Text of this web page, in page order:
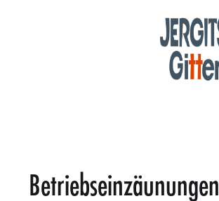
Betriebseinzäunungen